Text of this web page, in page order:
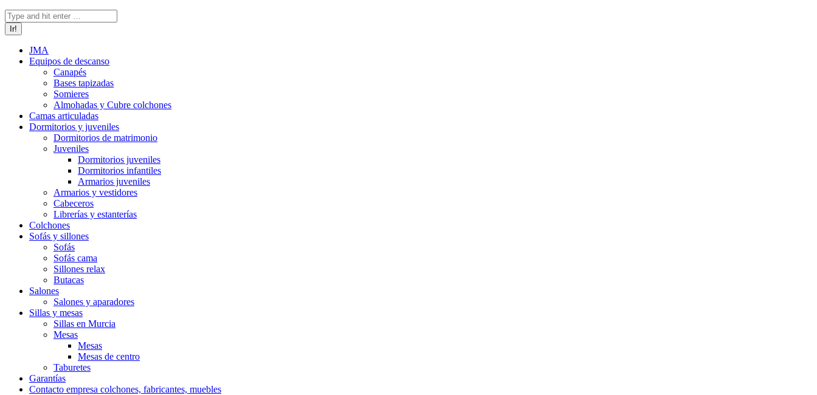
Buscar:
JMA
Equipos de descanso
Canapés
Bases tapizadas
Somieres
Almohadas y Cubre colchones
Camas articuladas
Dormitorios y juveniles
Dormitorios de matrimonio
Juveniles
Dormitorios juveniles
Dormitorios infantiles
Armarios juveniles
Armarios y vestidores
Cabeceros
Librerías y estanterías
Colchones
Sofás y sillones
Sofás
Sofás cama
Sillones relax
Butacas
Salones
Salones y aparadores
Sillas y mesas
Sillas en Murcia
Mesas
Mesas
Mesas de centro
Taburetes
Garantías
Contacto empresa colchones, fabricantes, muebles